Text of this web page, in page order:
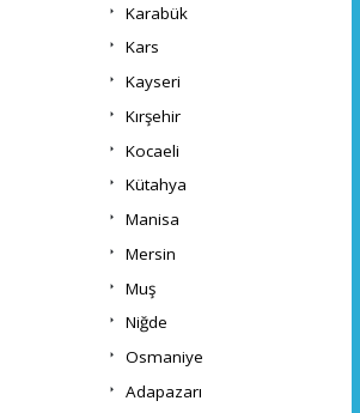
Karabük
Kars
Kayseri
Kırşehir
Kocaeli
Kütahya
Manisa
Mersin
Muş
Niğde
Osmaniye
Adapazarı